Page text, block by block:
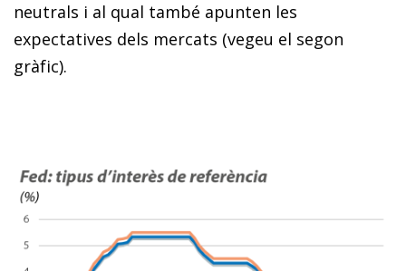
neutrals i al qual també apunten les
expectatives dels mercats (vegeu el segon
gràfic).